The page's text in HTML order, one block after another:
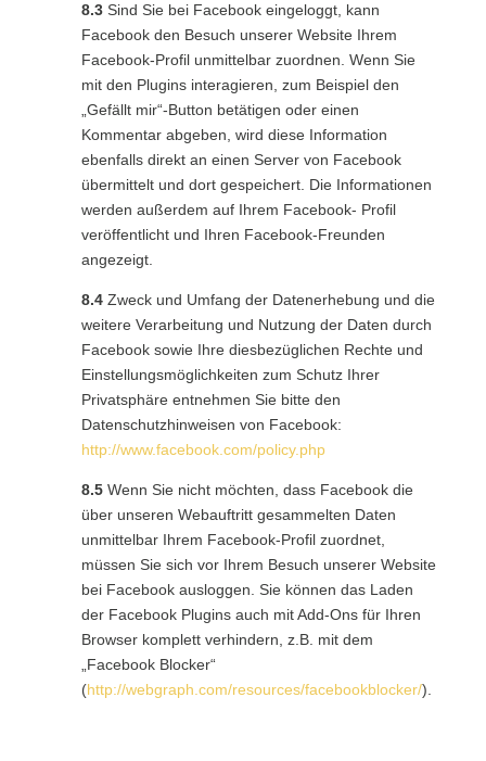
8.3Sind Sie bei Facebook eingeloggt, kann
Facebook den Besuch unserer Website Ihrem
Facebook-Profil unmittelbar zuordnen. Wenn Sie
mit den Plugins interagieren, zum Beispiel den
„Gefällt mir“-Button betätigen oder einen
Kommentar abgeben, wird diese Information
ebenfalls direkt an einen Server von Facebook
übermittelt und dort gespeichert. Die Informationen
werden außerdem auf Ihrem Facebook- Profil
veröffentlicht und Ihren Facebook-Freunden
angezeigt.
8.4Zweck und Umfang der Datenerhebung und die
weitere Verarbeitung und Nutzung der Daten durch
Facebook sowie Ihre diesbezüglichen Rechte und
Einstellungsmöglichkeiten zum Schutz Ihrer
Privatsphäre entnehmen Sie bitte den
Datenschutzhinweisen von Facebook:
http://www.facebook.com/policy.php
8.5Wenn Sie nicht möchten, dass Facebook die
über unseren Webauftritt gesammelten Daten
unmittelbar Ihrem Facebook-Profil zuordnet,
müssen Sie sich vor Ihrem Besuch unserer Website
bei Facebook ausloggen. Sie können das Laden
der Facebook Plugins auch mit Add-Ons für Ihren
Browser komplett verhindern, z.B. mit dem
„Facebook Blocker“
(http://webgraph.com/resources/facebookblocker/).